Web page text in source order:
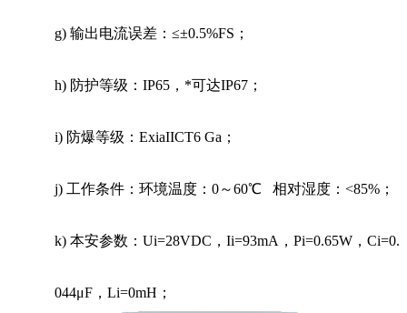
g) 输出电流误差： ≤±0.5%FS ；
h) 防护等级： IP65，*可达IP67；
i) 防爆等级： ExiaIICT6 Ga；
j) 工作条件：环境温度： 0～60℃ 相对湿度：<85%；
k) 本安参数： Ui=28VDC，Ii=93mA，Pi=0.65W，Ci=0.
044μF，Li=0mH；